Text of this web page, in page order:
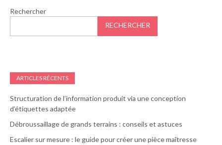
Rechercher
RECHERCHER
ARTICLES RÉCENTS
Structuration de l’information produit via une conception
d’étiquettes adaptée
Débroussaillage de grands terrains : conseils et astuces
Escalier sur mesure : le guide pour créer une pièce maîtresse